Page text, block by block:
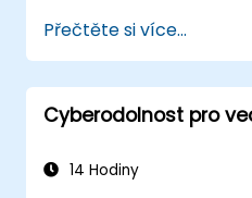
Přečtěte si více...
Cyberodolnost pro
14 Hodiny